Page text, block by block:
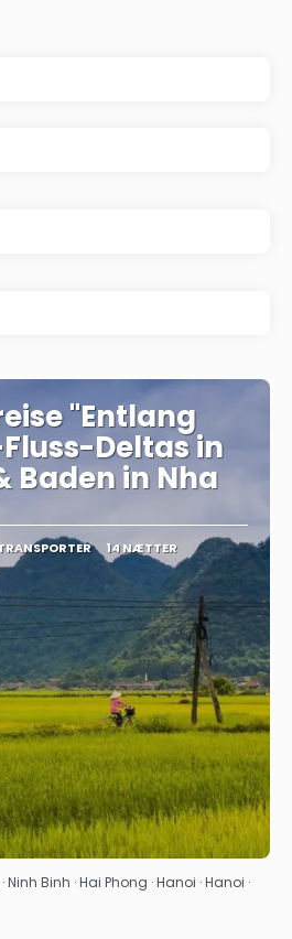
"Entlang
Deltas in
Baden in Nha
14 NÆTTER
Se
Binh · Hai Phong · Hanoi · Hanoi ·